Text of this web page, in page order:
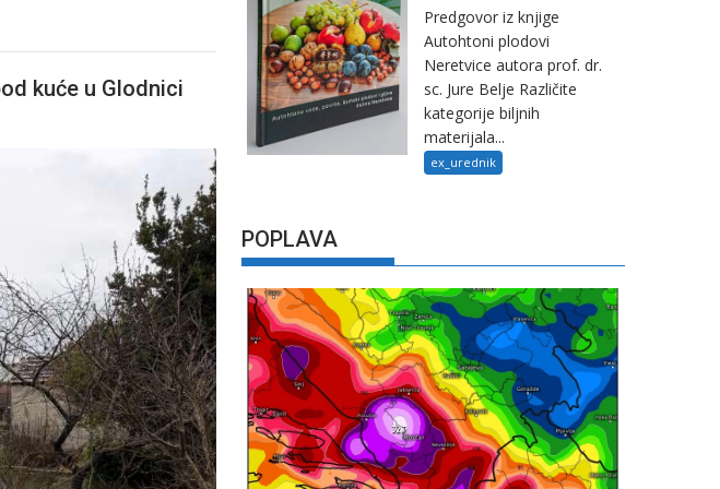
kuće u Glodnici
Predgovor iz knjige
Autohtoni plodovi
Neretvice autora prof. dr.
sc. Jure Belje Različite
kategorije biljnih
materijala...
ex_urednik
POPLAVA